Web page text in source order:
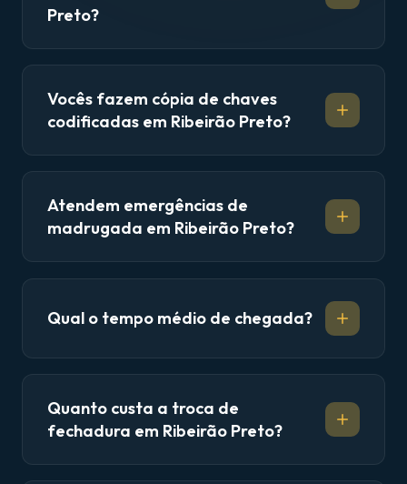
Preto?
Vocês fazem cópia de chaves
codificadas em Ribeirão Preto?
Atendem emergências de
madrugada em Ribeirão Preto?
Qual o tempo médio de chegada?
Quanto custa a troca de
fechadura em Ribeirão Preto?